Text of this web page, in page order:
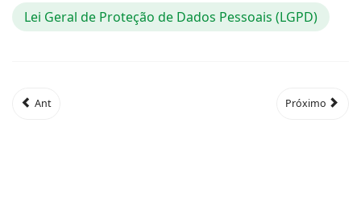
Lei Geral de Proteção de Dados Pessoais (LGPD)
Ant Próximo